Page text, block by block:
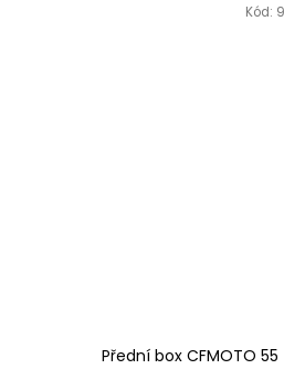
Přední box CFMOTO 55
Kód: